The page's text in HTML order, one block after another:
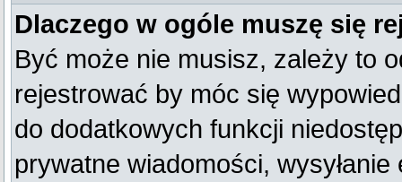
Dlaczego w ogóle muszę się
Być może nie musisz, zależy to
rejestrować by móc się
do dodatkowych funkcji
prywatne wiadomości,